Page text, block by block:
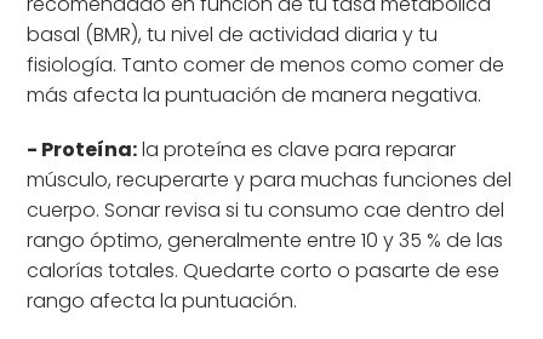
basal (BMR), tu nivel de actividad diaria y tu
fisiología. Tanto comer de menos como comer de
más afecta la puntuación de manera negativa.
- Proteína:la proteína es clave para reparar
músculo, recuperarte y para muchas funciones del
cuerpo. Sonar revisa si tu consumo cae dentro del
rango óptimo, generalmente entre 10 y 35 % de las
calorías totales. Quedarte corto o pasarte de ese
rango afecta la puntuación.